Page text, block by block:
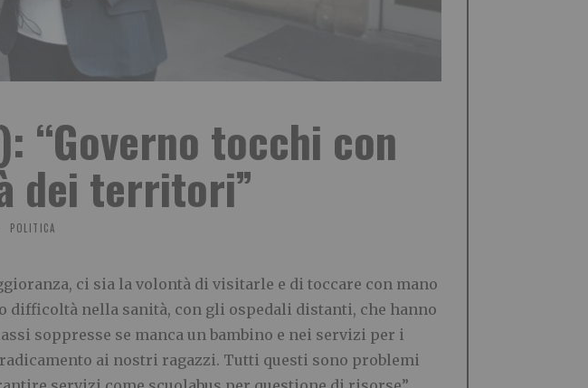
“Governo tocchi con
dei territori”
POLITICA
ci sia la volontà di visitarle e di toccare con mano
nella sanità, con gli ospedali distanti, che hanno
soppresse se manca un bambino e nei servizi per i
ai nostri ragazzi. Tutti questi sono problemi